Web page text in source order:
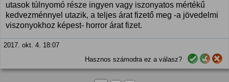
utasok túlnyomó része ingyen vagy iszonyatos mértékű
kedvezménnyel utazik, a teljes árat fizető meg -a jövedelmi
viszonyokhoz képest- horror árat fizet.
2017. okt. 4. 18:07
Hasznos számodra ez a válasz?